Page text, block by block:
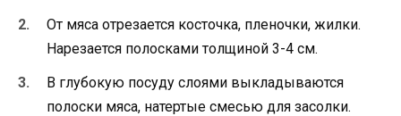
От мяса отрезается косточка, пленочки, жилки.
Нарезается полосками толщиной 3-4 см.
В глубокую посуду слоями выкладываются
полоски мяса, натертые смесью для засолки.